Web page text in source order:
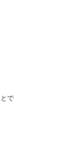
で